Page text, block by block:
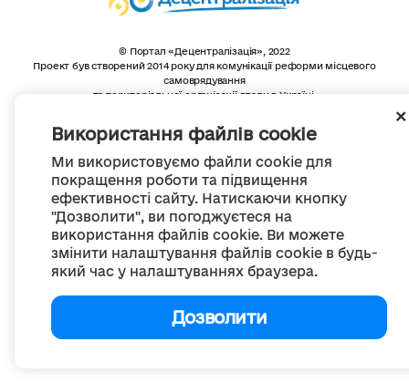
Використання файлів cookie
Ми використовуємо файли cookie для
покращення роботи та підвищення
ефективності сайту. Натискаючи кнопку
"Дозволити", ви погоджуєтеся на
використання файлів cookie. Ви можете
змінити налаштування файлів cookie в будь-
який час у налаштуваннях браузера.
Дозволити
© Портал «Децентралізація», 2022
Проект був створений 2014 року для комунікації реформи місцевого
самоврядування
та територіальної організації влади в Україні.
Весь контент доступний за ліцензією
Creative Commons Attribution 4.0 International license,
якщо не зазначено інше